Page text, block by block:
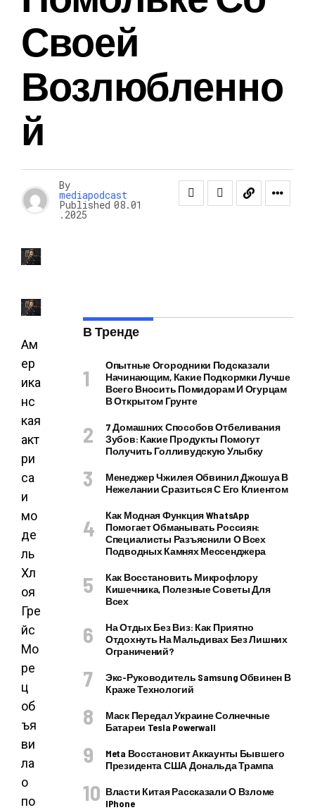
Своей
Возлюбленно
Й
By
mediapodcast
Published 08.01
.2025
Ам
ер
ика
нс
кая
акт
ри
са
и
мо
де
ль
Хл
оя
Гре
йс
Мо
ре
ц
об
ъя
ви
ла
о
по
В Тренде
Опытные Огородники Подсказали
Начинающим, Какие Подкормки Лучше
Всего Вносить Помидорам И Огурцам
В Открытом Грунте
7 Домашних Способов Отбеливания
Зубов: Какие Продукты Помогут
Получить Голливудскую Улыбку
Менеджер Чжилея Обвинил Джошуа В
Нежелании Сразиться С Его Клиентом
Как Модная Функция WhatsApp
Помогает Обманывать Россиян:
Специалисты Разъяснили О Всех
Подводных Камнях Мессенджера
Как Восстановить Микрофлору
Кишечника, Полезные Советы Для
Всех
На Отдых Без Виз: Как Приятно
Отдохнуть На Мальдивах Без Лишних
Ограничений?
Экс-Руководитель Samsung Обвинен В
Краже Технологий
Маск Передал Украине Солнечные
Батареи Tesla Powerwall
Meta Восстановит Аккаунты Бывшего
Президента США Дональда Трампа
Власти Китая Рассказали О Взломе
IPhone